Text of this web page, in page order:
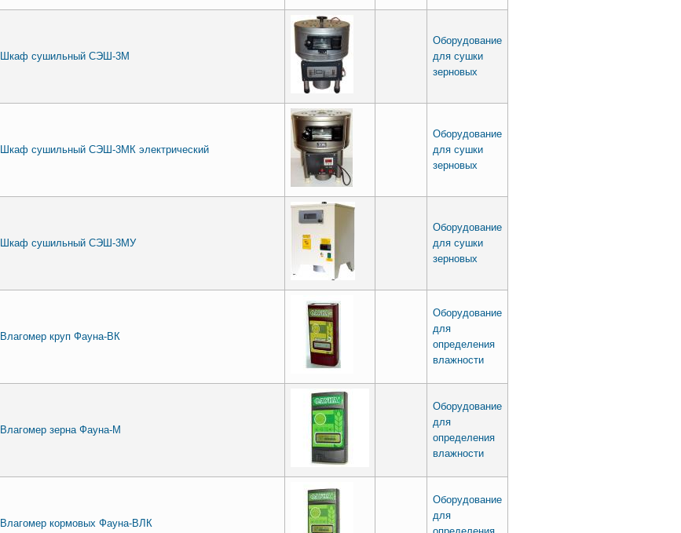
Шкаф сушильный СЭШ-3М
Оборудование
для сушки
зерновых
Шкаф сушильный СЭШ-3МК электрический
Оборудование
для сушки
зерновых
Шкаф сушильный СЭШ-3МУ
Оборудование
для сушки
зерновых
Влагомер круп Фауна-ВК
Оборудование
для
определения
влажности
Влагомер зерна Фауна-М
Оборудование
для
определения
влажности
Влагомер кормовых Фауна-ВЛК
Оборудование
для
определения